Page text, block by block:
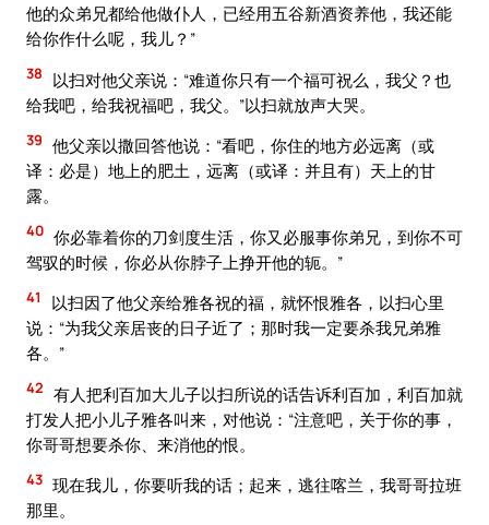
他的众弟兄都给他做仆人，已经用五谷新酒资养他，我还能
给你作什么呢，我儿？”
38
以扫对他父亲说：“难道你只有一个福可祝么，我父？也
给我吧，给我祝福吧，我父。”以扫就放声大哭。
39 他父亲以撒回答他说：“看吧，你住的地方必远离（或
译：必是）地上的肥土，远离（或译：并且有）天上的甘
露。
40 你必靠着你的刀剑度生活，你又必服事你弟兄，到你不可
驾驭的时候，你必从你脖子上挣开他的轭。”
41
以扫因了他父亲给雅各祝的福，就怀恨雅各，以扫心里
说：“为我父亲居丧的日子近了；那时我一定要杀我兄弟雅
各。”
42 有人把利百加大儿子以扫所说的话告诉利百加，利百加就
打发人把小儿子雅各叫来，对他说：“注意吧，关于你的事，
你哥哥想要杀你、来消他的恨。
43 现在我儿，你要听我的话；起来，逃往喀兰，我哥哥拉班
那里。